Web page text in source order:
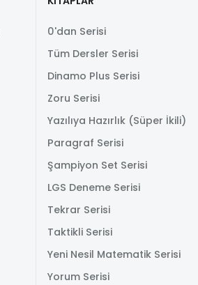
0'dan Serisi
Tüm Dersler Serisi
Dinamo Plus Serisi
Zoru Serisi
Yazılıya Hazırlık (Süper İkili)
Paragraf Serisi
Şampiyon Set Serisi
LGS Deneme Serisi
Tekrar Serisi
Taktikli Serisi
Yeni Nesil Matematik Serisi
Yorum Serisi